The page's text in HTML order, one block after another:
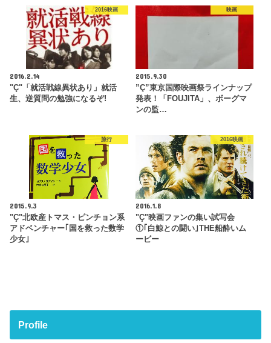
2016映画
2016.2.14
"Ç"「就活戦線異状あり」就活
生、逆質問の勉強になるぞ!
映画
2015.9.30
”Ç”東京国際映画祭ラインナップ
発表！「FOUJITA」、ボーグマ
ンの監…
旅行
2015.9.3
"Ç"北欧産トマス・ピンチョン系
アドベンチャー｢国を救った数学
少女｣
2016映画
2016.1.8
"Ç"映画ファンの集い試写会
①｢白鯨との闘い｣THE船酔いム
ービー
Profile